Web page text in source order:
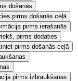
došanās
pirms došanās ceļā
pirms ierašanās
pirms dodaties
pirms došanās ceļā
pirms izbraukšanas